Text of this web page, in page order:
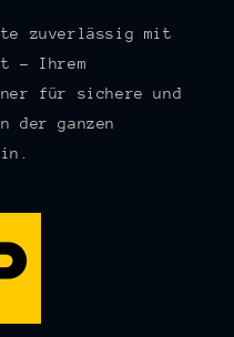
zuverlässig mit
– Ihrem
für sichere und
der ganzen